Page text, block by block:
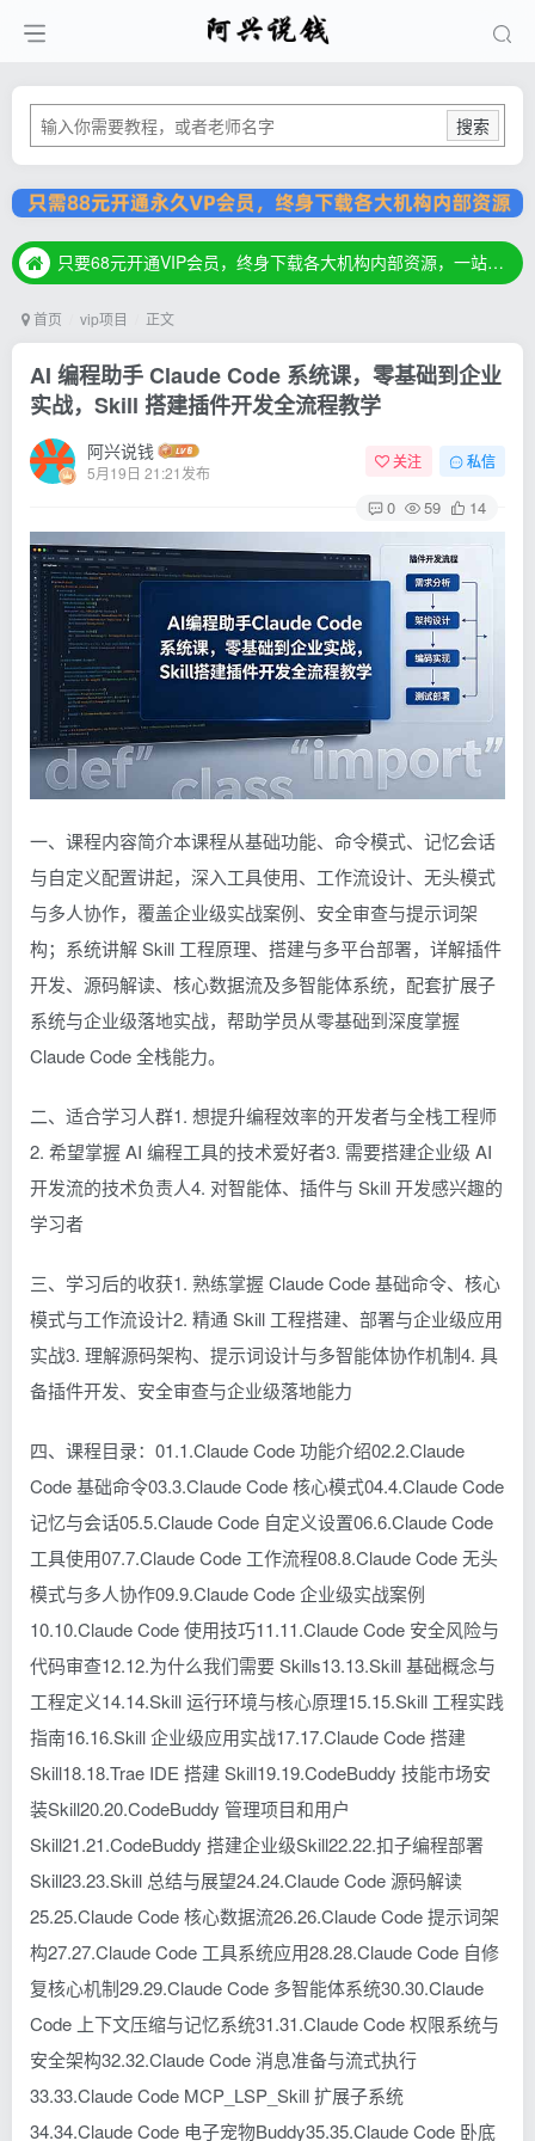
搜索
只要68元开通VIP会员，终身下载各大机构内部资源，一站式草根创业基地，最新最强网赚教程大全，小投入，大回报！
只要68元开通VIP会员，终身下载各大机构内部资源，一站式草根创业基地，最新最强网赚教程大全，小投入，大回报！
首页 vip项目 正文
AI 编程助手 Claude Code 系统课，零基础到企业
实战，Skill 搭建插件开发全流程教学
阿兴说钱
5月19日 21:21发布
关注 私信
0 59 14
一、课程内容简介本课程从基础功能、命令模式、记忆会话
与自定义配置讲起，深入工具使用、工作流设计、无头模式
与多人协作，覆盖企业级实战案例、安全审查与提示词架
构；系统讲解 Skill 工程原理、搭建与多平台部署，详解插件
开发、源码解读、核心数据流及多智能体系统，配套扩展子
系统与企业级落地实战，帮助学员从零基础到深度掌握
Claude Code 全栈能力。
二、适合学习人群1. 想提升编程效率的开发者与全栈工程师
2. 希望掌握 AI 编程工具的技术爱好者3. 需要搭建企业级 AI
开发流的技术负责人4. 对智能体、插件与 Skill 开发感兴趣的
学习者
三、学习后的收获1. 熟练掌握 Claude Code 基础命令、核心
模式与工作流设计2. 精通 Skill 工程搭建、部署与企业级应用
实战3. 理解源码架构、提示词设计与多智能体协作机制4. 具
备插件开发、安全审查与企业级落地能力
四、课程目录：01.1.Claude Code 功能介绍02.2.Claude
Code 基础命令03.3.Claude Code 核心模式04.4.Claude Code
记忆与会话05.5.Claude Code 自定义设置06.6.Claude Code
工具使用07.7.Claude Code 工作流程08.8.Claude Code 无头
模式与多人协作09.9.Claude Code 企业级实战案例
10.10.Claude Code 使用技巧11.11.Claude Code 安全风险与
代码审查12.12.为什么我们需要 Skills13.13.Skill 基础概念与
工程定义14.14.Skill 运行环境与核心原理15.15.Skill 工程实践
指南16.16.Skill 企业级应用实战17.17.Claude Code 搭建
Skill18.18.Trae IDE 搭建 Skill19.19.CodeBuddy 技能市场安
装Skill20.20.CodeBuddy 管理项目和用户
Skill21.21.CodeBuddy 搭建企业级Skill22.22.扣子编程部署
Skill23.23.Skill 总结与展望24.24.Claude Code 源码解读
25.25.Claude Code 核心数据流26.26.Claude Code 提示词架
构27.27.Claude Code 工具系统应用28.28.Claude Code 自修
复核心机制29.29.Claude Code 多智能体系统30.30.Claude
Code 上下文压缩与记忆系统31.31.Claude Code 权限系统与
安全架构32.32.Claude Code 消息准备与流式执行
33.33.Claude Code MCP_LSP_Skill 扩展子系统
34.34.Claude Code 电子宠物Buddy35.35.Claude Code 卧底